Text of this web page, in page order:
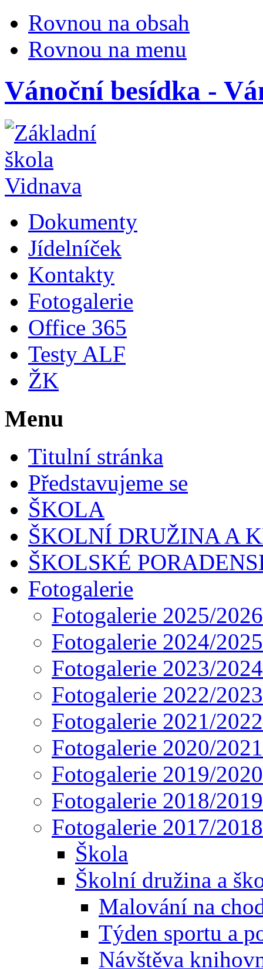
Rovnou na obsah
Rovnou na menu
Vánoční besídka -
Dokumenty
Jídelníček
Kontakty
Fotogalerie
Office 365
Testy ALF
ŽK
Menu
Titulní stránka
Představujeme se
ŠKOLA
ŠKOLNÍ DRUŽINA A
ŠKOLSKÉ
Fotogalerie
Fotogalerie 2025/2026
Fotogalerie 2024/2025
Fotogalerie 2023/2024
Fotogalerie 2022/2023
Fotogalerie 2021/2022
Fotogalerie 2020/2021
Fotogalerie 2019/2020
Fotogalerie 2018/2019
Fotogalerie 2017/2018
Škola
Školní družina a
Malování na
Týden sportu a
Návštěva